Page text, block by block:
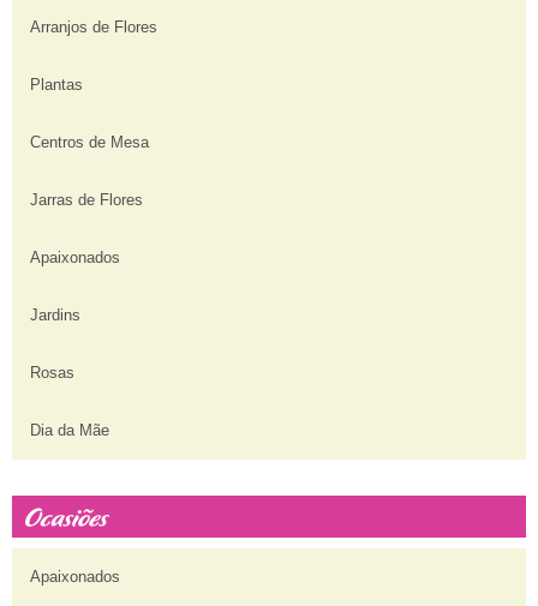
Arranjos de Flores
Plantas
Centros de Mesa
Jarras de Flores
Apaixonados
Jardins
Rosas
Dia da Mãe
Apaixonados